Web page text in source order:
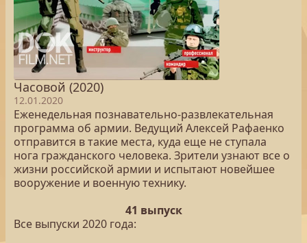
Часовой (2020)
12.01.2020
Еженедельная познавательно-развлекательная
программа об армии. Ведущий Алексей Рафаенко
отправится в такие места, куда еще не ступала
нога гражданского человека. Зрители узнают все о
жизни российской армии и испытают новейшее
вооружение и военную технику.
41 выпуск
Все выпуски 2020 года: